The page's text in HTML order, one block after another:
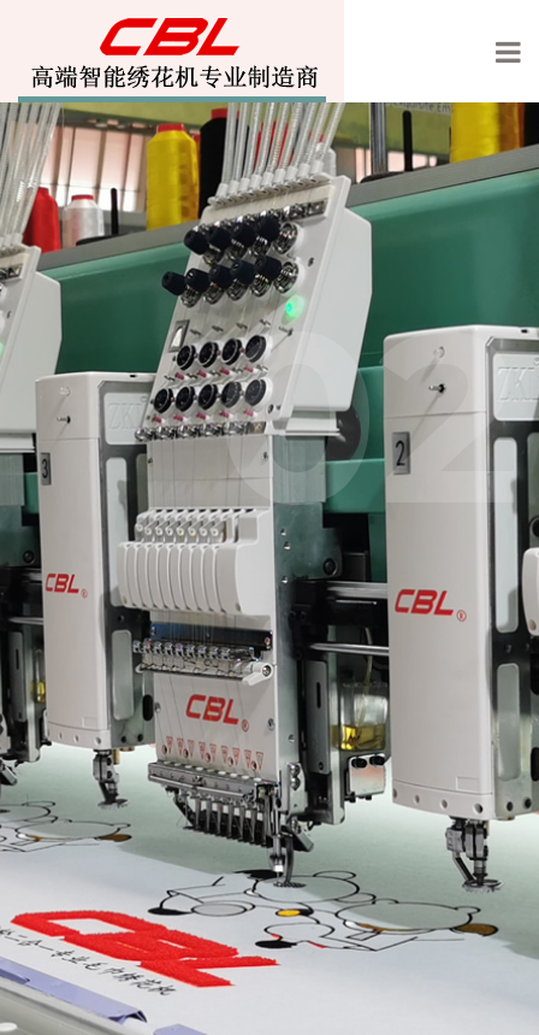
机,单头机,玩具绣花机,墙布绣花机,沙发绣花机,激光绣花机,电热丝绣
01
宝轮绣花机欢迎你的光临
高速智能绣花机专业制造
商
广东高新技术企业
轻工业刺绣机行业十强企业
广东省守合同重信用企业
02